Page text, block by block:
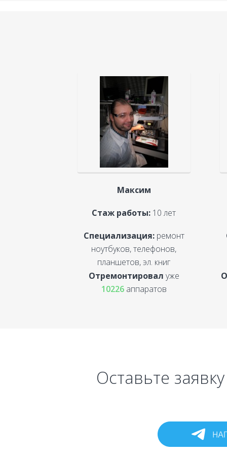
Максим
Стаж работы: 10 лет
Специализация:ремонт
ноутбуков, телефонов,
планшетов, эл. книг
Отремонтировал уже
10226аппаратов
Оставьте